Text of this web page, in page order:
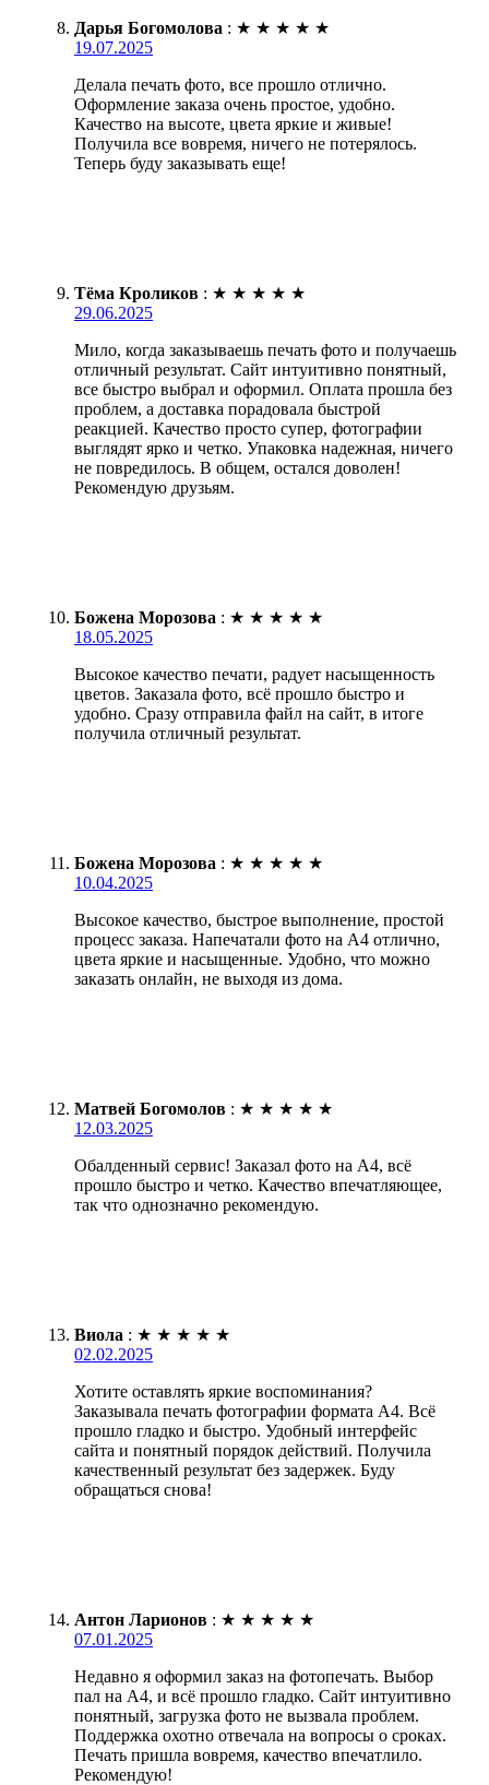
Дарья Богомолова : ★ ★ ★ ★ ★
19.07.2025
Делала печать фото, все прошло отлично.
Оформление заказа очень простое, удобно.
Качество на высоте, цвета яркие и живые!
Получила все вовремя, ничего не потерялось.
Теперь буду заказывать еще!
Тёма Кроликов : ★ ★ ★ ★ ★
29.06.2025
Мило, когда заказываешь печать фото и получаешь
отличный результат. Сайт интуитивно понятный,
все быстро выбрал и оформил. Оплата прошла без
проблем, а доставка порадовала быстрой
реакцией. Качество просто супер, фотографии
выглядят ярко и четко. Упаковка надежная, ничего
не повредилось. В общем, остался доволен!
Рекомендую друзьям.
Божена Морозова : ★ ★ ★ ★ ★
18.05.2025
Высокое качество печати, радует насыщенность
цветов. Заказала фото, всё прошло быстро и
удобно. Сразу отправила файл на сайт, в итоге
получила отличный результат.
Божена Морозова : ★ ★ ★ ★ ★
10.04.2025
Высокое качество, быстрое выполнение, простой
процесс заказа. Напечатали фото на А4 отлично,
цвета яркие и насыщенные. Удобно, что можно
заказать онлайн, не выходя из дома.
Матвей Богомолов : ★ ★ ★ ★ ★
12.03.2025
Обалденный сервис! Заказал фото на А4, всё
прошло быстро и четко. Качество впечатляющее,
так что однозначно рекомендую.
Виола : ★ ★ ★ ★ ★
02.02.2025
Хотите оставлять яркие воспоминания?
Заказывала печать фотографии формата А4. Всё
прошло гладко и быстро. Удобный интерфейс
сайта и понятный порядок действий. Получила
качественный результат без задержек. Буду
обращаться снова!
Антон Ларионов : ★ ★ ★ ★ ★
07.01.2025
Недавно я оформил заказ на фотопечать. Выбор
пал на А4, и всё прошло гладко. Сайт интуитивно
понятный, загрузка фото не вызвала проблем.
Поддержка охотно отвечала на вопросы о сроках.
Печать пришла вовремя, качество впечатлило.
Рекомендую!